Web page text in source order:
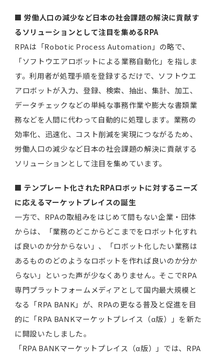
■ 労働人口の減少など日本の社会課題の解決に貢献す
るソリューションとして注目を集めるRPA
RPAは「Robotic Process Automation」の略で、
「ソフトウエアロボットによる業務自動化」を指しま
す。利用者が処理手順を登録するだけで、ソフトウエ
アロボットが入力、登録、検索、抽出、集計、加工、
データチェックなどの単純な事務作業や膨大な書類業
務などを人間に代わって自動的に処理します。業務の
効率化、迅速化、コスト削減を実現につながるため、
労働人口の減少など日本の社会課題の解決に貢献する
ソリューションとして注目を集めています。
■ テンプレート化されたRPAロボットに対するニーズ
に応えるマーケットプレイスの誕生
一方で、RPAの取組みをはじめて間もない企業・団体
からは、「業務のどこからどこまでをロボット化すれ
ば良いのか分からない」、「ロボット化したい業務は
あるもののどのようなロボットを作れば良いのか分か
らない」といった声が少なくありません。そこでRPA
専門プラットフォームメディアとして国内最大規模と
なる「RPA BANK」が、RPAの更なる普及と促進を目
的に「RPA BANKマーケットプレイス（α版）」を新た
に開設いたしました。
「RPA BANKマーケットプレイス（α版）」では、RPA